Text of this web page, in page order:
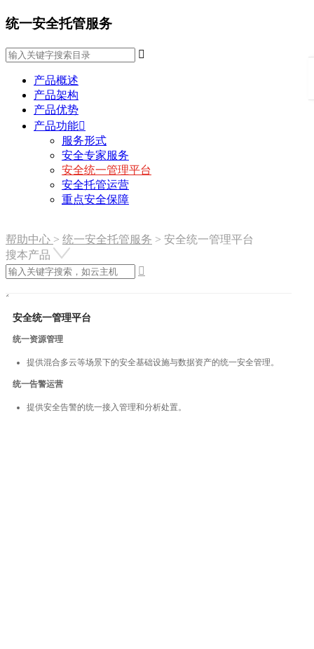
统一安全托管服务

产品概述
产品架构
产品优势
产品功能
服务形式
安全专家服务
安全统一管理平台
安全托管运营
重点安全保障
帮助中心 > 统一安全托管服务 > 安全统一管理平台
搜本产品

安全统一管理平台
统一资源管理
提供混合多云等场景下的安全基础设施与数据资产的统一安全管理。
统一告警运营
提供安全告警的统一接入管理和分析处置。